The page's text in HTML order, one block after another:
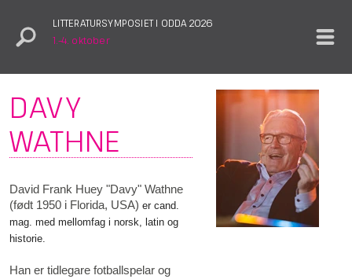
LITTERATURSYMPOSIET I ODDA 2026
1.–4. oktober
DAVY
WATHNE
David Frank Huey "Davy" Wathne
(født 1950 i Florida, USA) er cand.
mag. med mellomfag i norsk, latin og
historie.
Han er tidlegare fotballspelar og